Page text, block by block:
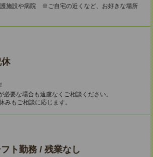
護施設や病院 ※ご自宅の近くなど、お好きな場所
要な場合も遠慮なくご相談ください。
もご相談に応じます。
ト勤務 / 残業なし